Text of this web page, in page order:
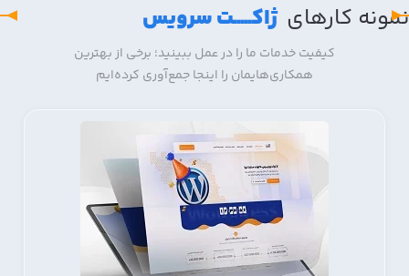
نمونه کار‌های ژاکـــــت سرویس
کیفیت خدمات ما را در عمل ببینید؛ برخی از بهترین
همکاری‌هایمان را اینجا جمع‌آوری کرده‌ایم